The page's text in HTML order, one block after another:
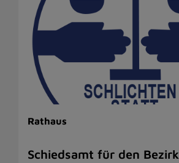
Rathaus
Schiedsamt für den Bezirk